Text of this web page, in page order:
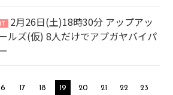
2月26日(土)18時30分 アップアッ
ルズ(仮) 8人だけでアプガヤバイパ
17 18 19 20 21 22 23